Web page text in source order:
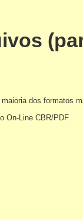
dos formatos
On-Line CBR/PDF